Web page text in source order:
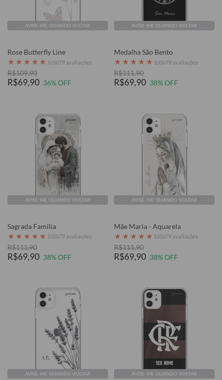
AVISE-ME QUANDO VOLTAR
Rose Butterfly Line
★ ★ ★ ★ ★ 105079 avaliações
R$109,90
R$69,90 36% OFF
AVISE-ME QUANDO VOLTAR
Medalha São Bento
★ ★ ★ ★ ★ 105079 avaliações
R$111,90
R$69,90 38% OFF
AVISE-ME QUANDO VOLTAR
Sagrada Família
★ ★ ★ ★ ★ 105079 avaliações
R$111,90
R$69,90 38% OFF
AVISE-ME QUANDO VOLTAR
Mãe Maria - Aquarela
★ ★ ★ ★ ★ 105079 avaliações
R$111,90
R$69,90 38% OFF
AVISE-ME QUANDO VOLTAR AVISE-ME QUANDO VOLTAR